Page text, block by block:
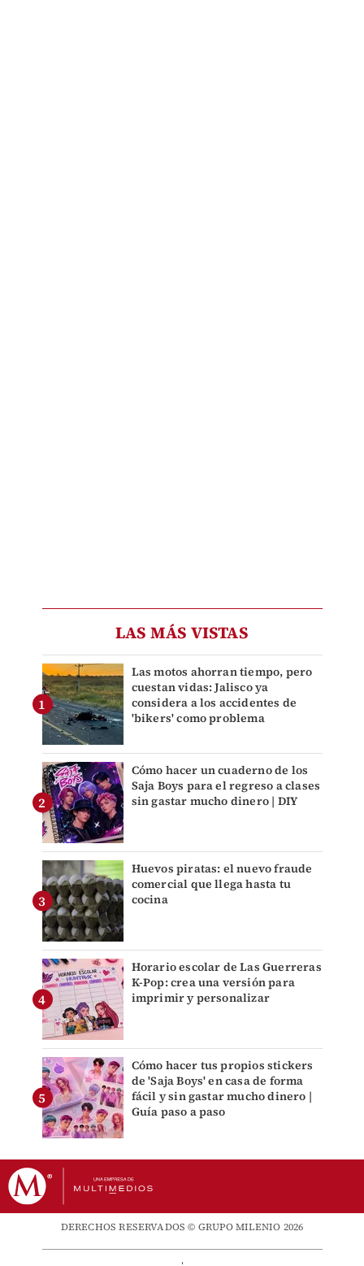
LAS MÁS VISTAS
Las motos ahorran tiempo, pero
cuestan vidas: Jalisco ya
considera a los accidentes de
'bikers' como problema
Cómo hacer un cuaderno de los
Saja Boys para el regreso a clases
sin gastar mucho dinero | DIY
Huevos piratas: el nuevo fraude
comercial que llega hasta tu
cocina
Horario escolar de Las Guerreras
K-Pop: crea una versión para
imprimir y personalizar
Cómo hacer tus propios stickers
de 'Saja Boys' en casa de forma
fácil y sin gastar mucho dinero |
Guía paso a paso
DERECHOS RESERVADOS © GRUPO MILENIO 2026